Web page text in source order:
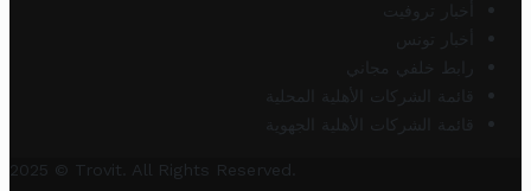
أخبار تروفيت
أخبار تونس
رابط خلفي مجاني
قائمة الشركات الأهلية المحلية
قائمة الشركات الأهلية الجهوية
2025 © Trovit. All Rights Reserved.